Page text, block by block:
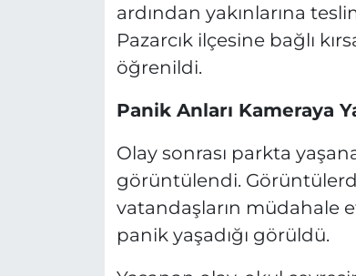
ardından yakınlarına
Pazarcık ilçesine bağlı
öğrenildi.
Panik Anları Kameraya
Olay sonrası parkta
görüntülendi.
vatandaşların müdahale
panik yaşadığı görüldü.